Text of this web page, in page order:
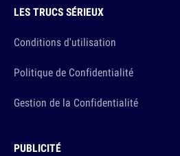
LES TRUCS SÉRIEUX
Conditions d'utilisation
Politique de Confidentialité
Gestion de la Confidentialité
PUBLICITÉ